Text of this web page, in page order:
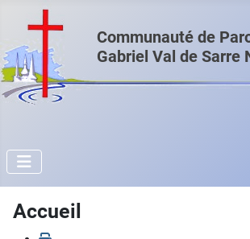
Communauté de
Gabriel Val de Sarre
Accueil